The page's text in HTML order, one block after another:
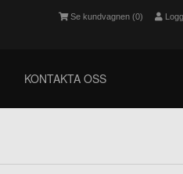
Se kundvagnen (0)
KONTAKTA OSS